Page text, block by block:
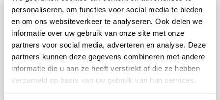
personaliseren, om functies voor social media te bieden
en om ons websiteverkeer te analyseren. Ook delen we
informatie over uw gebruik van onze site met onze
partners voor social media, adverteren en analyse. Deze
partners kunnen deze gegevens combineren met andere
informatie die u aan ze heeft verstrekt of die ze hebben
verzameld op basis van uw gebruik van hun services.
Klantenservice
Veelgestelde vragen
+31 78 780 2330
info@artsloten.nl